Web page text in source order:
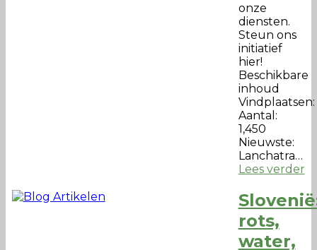
onze
diensten.
Steun ons
initiatief
hier!
Beschikbare
inhoud
Vindplaatsen:
Aantal:
1,450
Nieuwste:
Lanchatra…
Lees verder
rots,
water,